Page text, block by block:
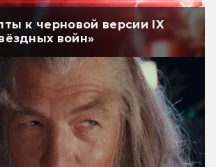
к черновой версии IX
войн»